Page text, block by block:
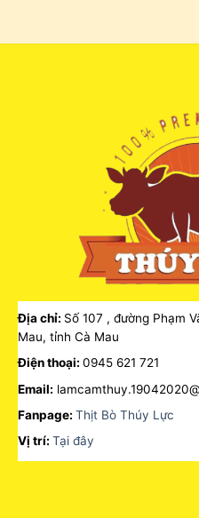
Địa chỉ: Số 107 , đường Phạm
Mau, tỉnh Cà Mau
Điện thoại: 0945 621 721
Email:
Fanpage: Thịt Bò Thúy Lực
Vị trí: Tại đây